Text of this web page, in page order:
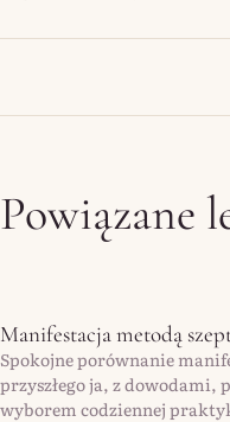
Powiązane
Manifestacja metodą
Spokojne porównanie
przyszłego ja, z dowodami,
wyborem codziennej